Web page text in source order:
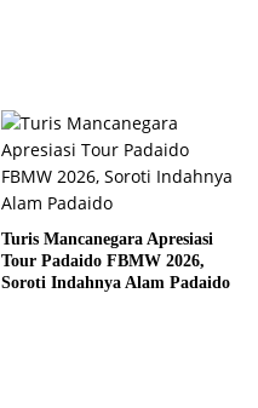
Turis Mancanegara Apresiasi
Tour Padaido FBMW 2026,
Soroti Indahnya Alam Padaido